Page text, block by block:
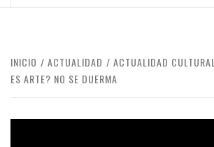
INICIO ACTUALIDAD ACTUALIDAD CULTURAL
ES ARTE? NO SE DUERMA